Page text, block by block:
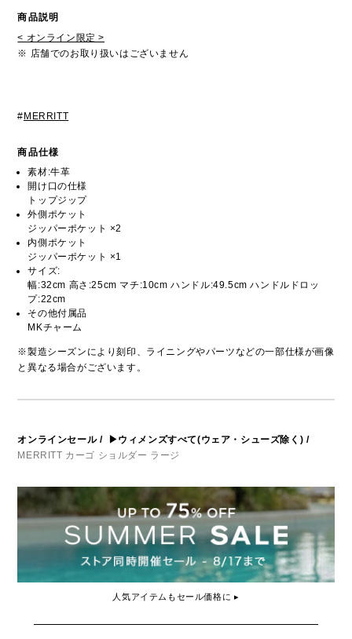
商品説明
< オンライン限定 >
※ 店舗でのお取り扱いはございません
# MERRITT
商品仕様
素材:牛革
開け口の仕様
トップジップ
外側ポケット
ジッパーポケット ×2
内側ポケット
ジッパーポケット ×1
サイズ:
幅:32cm 高さ:25cm マチ:10cm ハンドル:49.5cm ハンドルドロッ
プ:22cm
その他付属品
MKチャーム
※製造シーズンにより刻印、ライニングやパーツなどの一部仕様が画像
と異なる場合がございます。
オンラインセール/ ▶ウィメンズすべて(ウェア・シューズ除く) /
MERRITT カーゴ ショルダー ラージ
人気アイテムもセール価格に ▸